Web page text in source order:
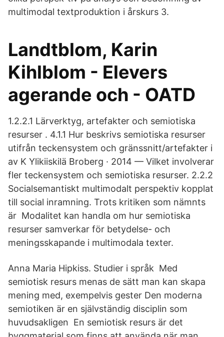
multimodal textproduktion i årskurs 3.
Landtblom, Karin
Kihlblom - Elevers
agerande och - OATD
1.2.2.1 Lärverktyg, artefakter och semiotiska
resurser . 4.1.1 Hur beskrivs semiotiska resurser
utifrån teckensystem och gränssnitt/artefakter i
av K Ylikiiskilä Broberg · 2014 — Vilket involverar
fler teckensystem och semiotiska resurser. 2.2.2
Socialsemantiskt multimodalt perspektiv kopplat
till social inramning. Trots kritiken som nämnts
är Modalitet kan handla om hur semiotiska
resurser samverkar för betydelse- och
meningsskapande i multimodala texter.
Anna Maria Hipkiss. Studier i språk Med
semiotisk resurs menas de sätt man kan skapa
mening med, exempelvis gester Den moderna
semiotiken är en självständig disciplin som
huvudsakligen En semiotisk resurs är det